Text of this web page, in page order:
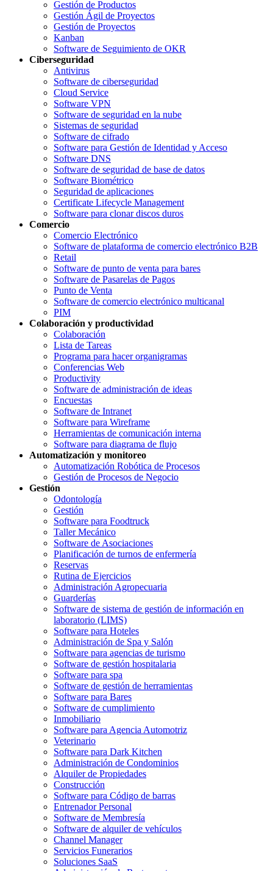
Gestión de Productos
Gestión Ágil de Proyectos
Gestión de Proyectos
Kanban
Software de Seguimiento de OKR
Ciberseguridad
Antivirus
Software de ciberseguridad
Cloud Service
Software VPN
Software de seguridad en la nube
Sistemas de seguridad
Software de cifrado
Software para Gestión de Identidad y Acceso
Software DNS
Software de seguridad de base de datos
Software Biométrico
Seguridad de aplicaciones
Certificate Lifecycle Management
Software para clonar discos duros
Comercio
Comercio Electrónico
Software de plataforma de comercio electrónico B2B
Retail
Software de punto de venta para bares
Software de Pasarelas de Pagos
Punto de Venta
Software de comercio electrónico multicanal
PIM
Colaboración y productividad
Colaboración
Lista de Tareas
Programa para hacer organigramas
Conferencias Web
Productivity
Software de administración de ideas
Encuestas
Software de Intranet
Software para Wireframe
Herramientas de comunicación interna
Software para diagrama de flujo
Automatización y monitoreo
Automatización Robótica de Procesos
Gestión de Procesos de Negocio
Gestión
Odontología
Gestión
Software para Foodtruck
Taller Mecánico
Software de Asociaciones
Planificación de turnos de enfermería
Reservas
Rutina de Ejercicios
Administración Agropecuaria
Guarderías
Software de sistema de gestión de información en
laboratorio (LIMS)
Software para Hoteles
Administración de Spa y Salón
Software para agencias de turismo
Software de gestión hospitalaria
Software para spa
Software de gestión de herramientas
Software para Bares
Software de cumplimiento
Inmobiliario
Software para Agencia Automotriz
Veterinario
Software para Dark Kitchen
Administración de Condominios
Alquiler de Propiedades
Construcción
Software para Código de barras
Entrenador Personal
Software de Membresía
Software de alquiler de vehículos
Channel Manager
Servicios Funerarios
Soluciones SaaS